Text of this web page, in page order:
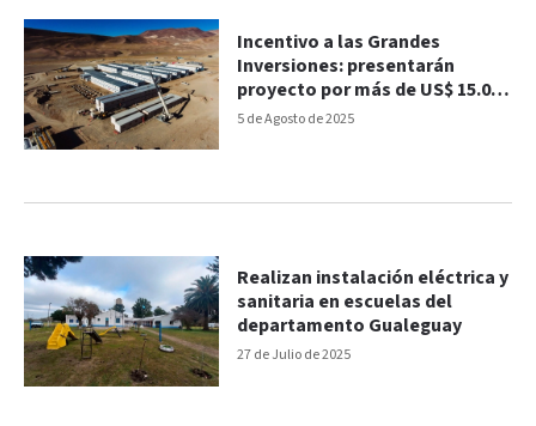
5 de Agosto de 2025
Incentivo a las Grandes
Inversiones: presentarán
proyecto por más de US$ 15.000
millones
27 de Julio de 2025
Realizan instalación eléctrica y
sanitaria en escuelas del
departamento Gualeguay